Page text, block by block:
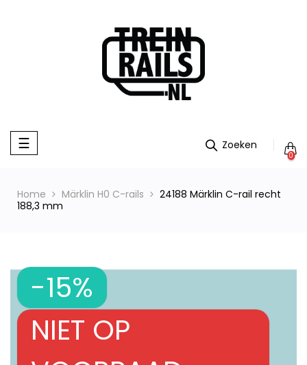
Toggle
navigation
☰
0
Home Märklin H0 C-rails
24188 Märklin C-rail recht
188,3 mm
-15%
NIET OP